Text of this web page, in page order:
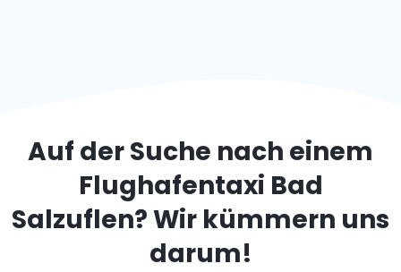
Auf der Suche nach einem
Flughafentaxi Bad
Salzuflen? Wir kümmern uns
darum!